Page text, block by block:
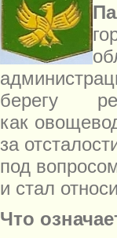
берегу
как
за
под
и стал
Что